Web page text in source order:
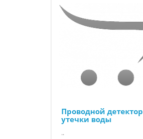
Проводной детектор
утечки воды
..